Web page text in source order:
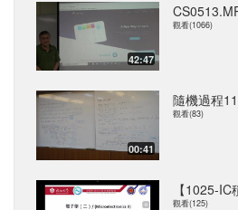
42:47
觀看(1066)
00:41
隨機過程
觀看(83)
【1025-IC
觀看(125)